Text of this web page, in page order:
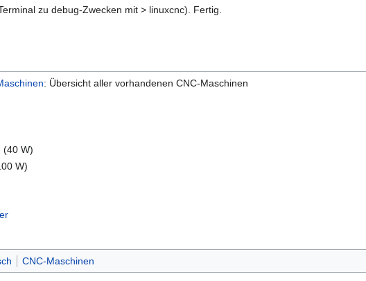
zu debug-Zwecken mit > linuxcnc). Fertig.
: Übersicht aller vorhandenen CNC-Maschinen
(40 W)
W)
CNC-Maschinen